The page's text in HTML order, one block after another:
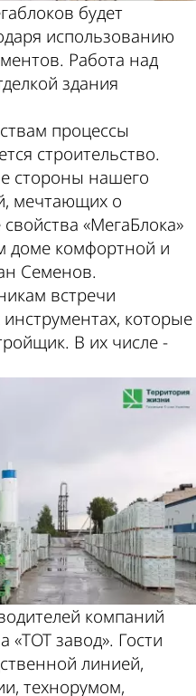
будет
использованию
Работа над
здания
процессы
строительство.
стороны нашего
мечтающих о
«МегаБлока»
доме комфортной и
Семенов.
встречи
которые
В их числе -
компаний
завод». Гости
линией,
технорумом,